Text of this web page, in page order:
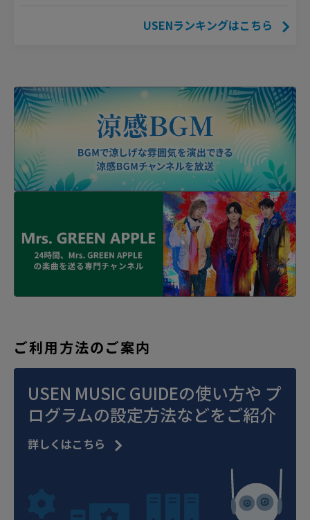
USENランキングはこちら
ご利用方法のご案内
USEN MUSIC GUIDEの使い方や プ
ログラムの設定方法などをご紹介
詳しくはこちら